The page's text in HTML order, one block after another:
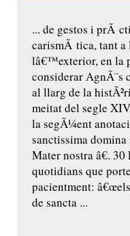
... de gestos i prÃ
carismÃ tica, tant
lâ€™exterior, en la
considerar AgnÃ¨s
al llarg de la
meitat del segle
la segÃ¼ent
sanctissima
Mater nostra â€.
quotidians que
pacientment:
de sancta ...